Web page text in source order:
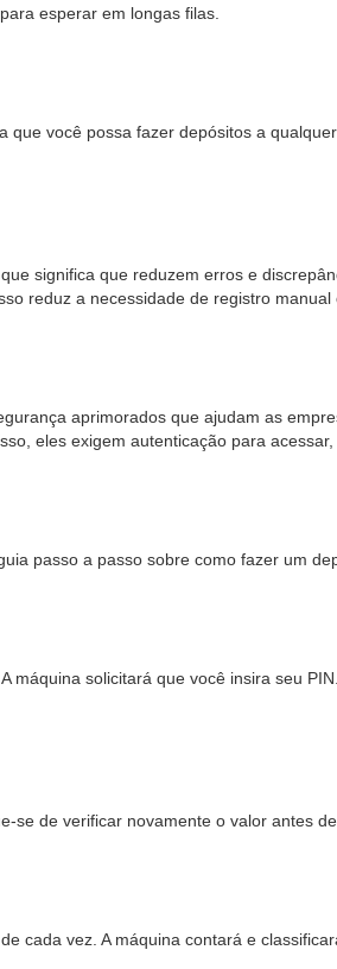
esperar em longas filas.
você possa fazer depósitos a
significa que reduzem erros e
reduz a necessidade de registro
aprimorados que ajudam as
eles exigem autenticação para
passo a passo sobre como fazer um
máquina solicitará que você insira seu
se de verificar novamente o valor antes
cada vez. A máquina contará e